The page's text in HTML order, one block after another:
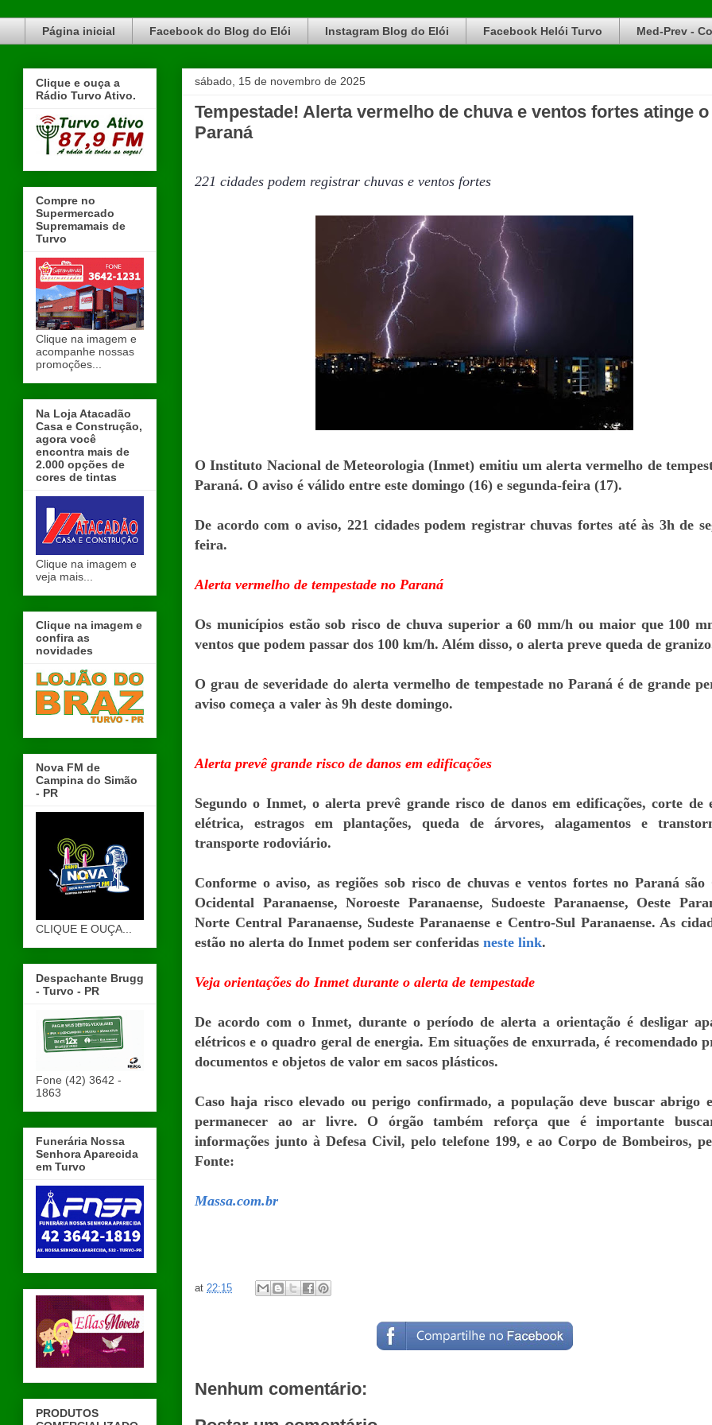
Página inicial Facebook do Blog do Elói Instagram Blog do Elói Facebook Helói Turvo Med-Prev -
sábado, 15 de novembro de 2025
Tempestade! Alerta vermelho de chuva e ventos fortes atinge o
Paraná
221 cidades podem registrar chuvas e ventos fortes
O Instituto Nacional de Meteorologia (Inmet) emitiu um alerta vermelho de
Paraná. O aviso é válido entre este domingo (16) e segunda-feira (17).
De acordo com o aviso, 221 cidades podem registrar chuvas fortes até às 3h de
feira.
Alerta vermelho de tempestade no Paraná
Os municípios estão sob risco de chuva superior a 60 mm/h ou maior que 100
ventos que podem passar dos 100 km/h. Além disso, o alerta preve queda de
O grau de severidade do alerta vermelho de tempestade no Paraná é de grande
aviso começa a valer às 9h deste domingo.
Alerta prevê grande risco de danos em edificações
Segundo o Inmet, o alerta prevê grande risco de danos em edificações, corte de
elétrica, estragos em plantações, queda de árvores, alagamentos e
transporte rodoviário.
Conforme o aviso, as regiões sob risco de chuvas e ventos fortes no Paraná são
Ocidental Paranaense, Noroeste Paranaense, Sudoeste Paranaense, Oeste
Norte Central Paranaense, Sudeste Paranaense e Centro-Sul Paranaense. As
estão no alerta do Inmet podem ser conferidas neste link.
Veja orientações do Inmet durante o alerta de tempestade
De acordo com o Inmet, durante o período de alerta a orientação é desligar
elétricos e o quadro geral de energia. Em situações de enxurrada, é recomendado
documentos e objetos de valor em sacos plásticos.
Caso haja risco elevado ou perigo confirmado, a população deve buscar abrigo
permanecer ao ar livre. O órgão também reforça que é importante
informações junto à Defesa Civil, pelo telefone 199, e ao Corpo de Bombeiros,
Fonte:
Massa.com.br
at 22:15
Nenhum comentário:
Clique e ouça a
Rádio Turvo Ativo.
Compre no
Supermercado
Supremamais de
Turvo
Clique na imagem e
acompanhe nossas
promoções...
Na Loja Atacadão
Casa e Construção,
agora você
encontra mais de
2.000 opções de
cores de tintas
Clique na imagem e
veja mais...
Clique na imagem e
confira as
novidades
Nova FM de
Campina do Simão
- PR
CLIQUE E OUÇA...
Despachante Brugg
- Turvo - PR
Fone (42) 3642 -
1863
Funerária Nossa
Senhora Aparecida
em Turvo
PRODUTOS